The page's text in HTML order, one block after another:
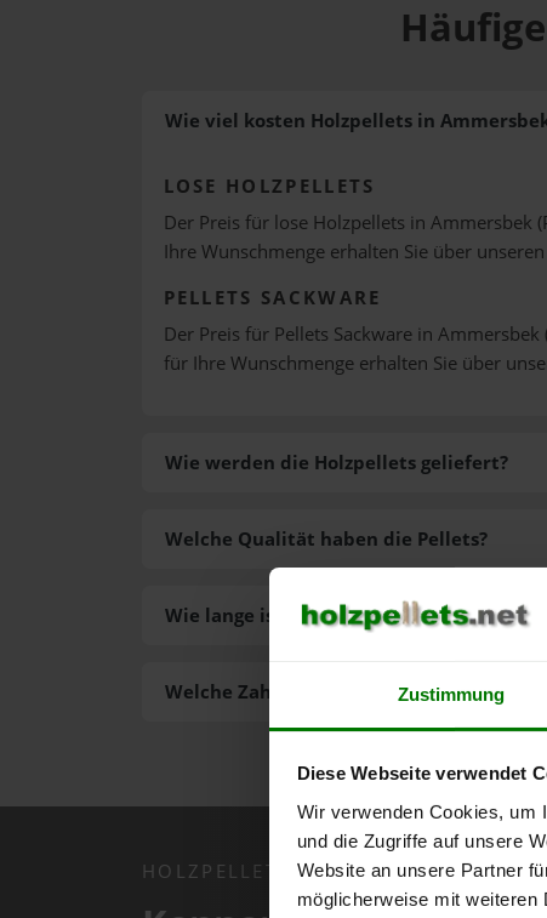
Zustimmung
Diese Webseite verwendet
Wir verwenden Cookies, um
und die Zugriffe auf unsere
Website an unsere Partner
möglicherweise mit weiteren
Wie viel kosten Holzpellets in
LOSE HOLZPELLETS
Der Preis für lose Holzpellets in Ammersbek
Ihre Wunschmenge erhalten Sie über unseren
PELLETS SACKWARE
Der Preis für Pellets Sackware in
für Ihre Wunschmenge erhalten Sie über
Wie werden die Holzpellets geliefert?
Welche Zahlungsarten gibt es?
Welche Qualität haben die Pellets?
Wie lange ist die Lieferzeit der Pellets?
HOLZPELLETS.NET APP